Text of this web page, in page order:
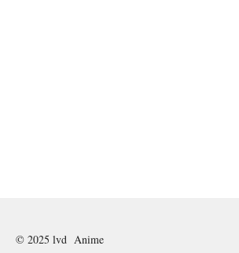
© 2025 lvd Anime